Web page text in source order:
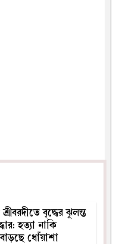
বৃদ্ধের ঝুলন্ত
হত্যা নাকি
ধোঁয়াশা